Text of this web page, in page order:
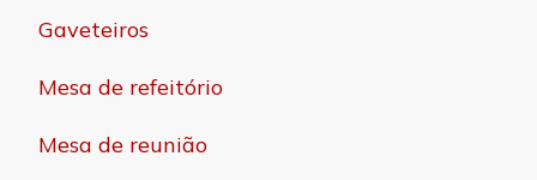
Gaveteiros
Mesa de refeitório
Mesa de reunião